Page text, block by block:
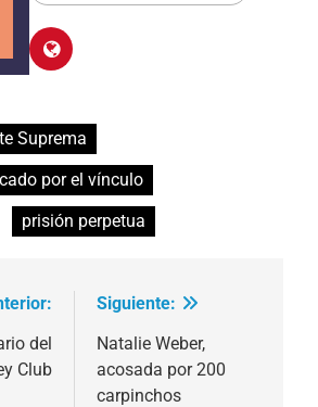
Suprema
por el vínculo
prisión perpetua
del
Club
Siguiente:
Natalie Weber,
acosada por 200
carpinchos